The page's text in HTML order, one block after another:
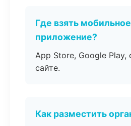
Где взять мобильное
приложение?
App Store, Google Play,
сайте.
Как разместить